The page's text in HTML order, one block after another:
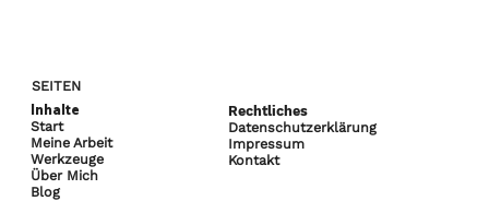
SEITEN
Inhalte
Start
Meine Arbeit
Werkzeuge
Über Mich
Blog
Rechtliches
Datenschutzerklärung
Impressum
Kontakt